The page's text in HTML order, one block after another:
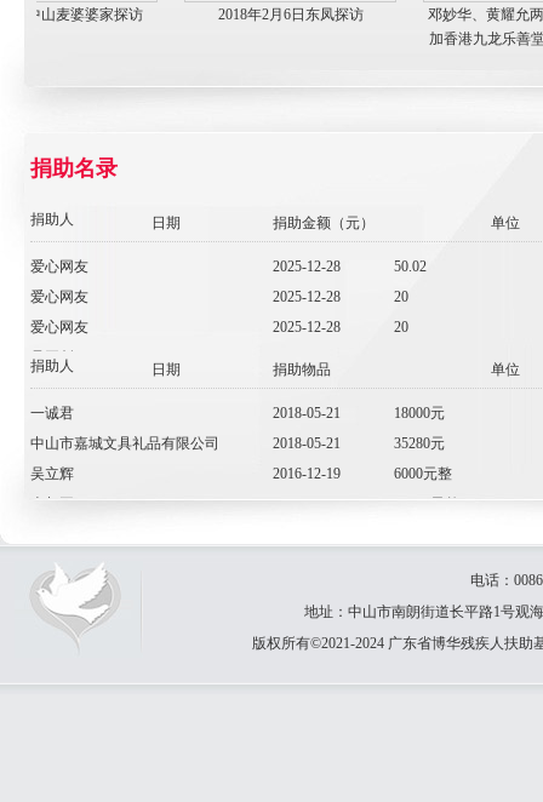
中山麦婆婆家探访 2018年2月6日东凤探访
邓妙华、黄耀允两
加香港九龙乐善堂
捐助名录
捐助人 日期 捐助金额（元） 单位
爱心网友 2025-12-28
50.02
爱心网友
2025-12-28
20
爱心网友
2025-12-28
20
吴开创
庄泽锋
2025-12-28
1
游宇右
2025-12-28
1
崔志权
2025-12-28
1.54
爱心网友
2025-12-21
59.53
捐助人 日期 捐助物品 单位
一诚君 2018-05-21
18000元
中山市嘉城文具礼品有限公司
2018-05-21
35280元
吴立辉
2016-12-19
6000元整
李叔平
2016-12-19
中山市东区翡翠传奇玉器行
梁汉朝
黄琚国
2016-12-19
20000元整
赖泽敏
2016-12-19 40000元整
电话：
地址：中山市南朗街道长平路1号观
版权所有©2021-2024 广东省博华残疾人扶助